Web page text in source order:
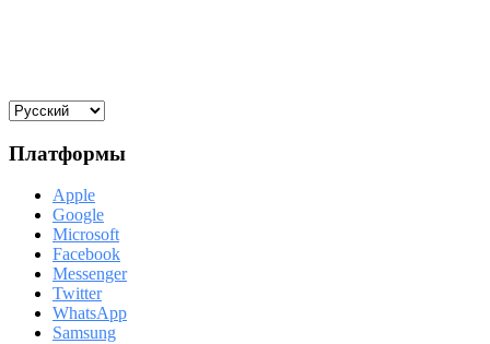
Платформы
Apple
Google
Microsoft
Facebook
Messenger
Twitter
WhatsApp
Samsung